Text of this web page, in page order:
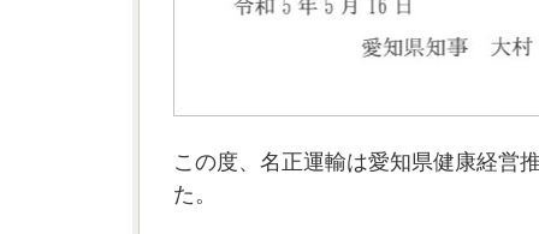
この度、名正運輸は愛知県健康経営
た。